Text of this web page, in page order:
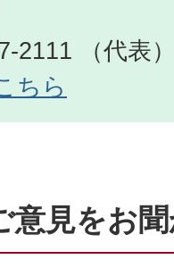
2111 （代表
ちら
意見をお